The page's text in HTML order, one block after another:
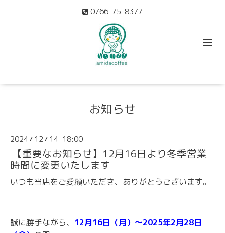
0766-75-8377
お知らせ
2024/ 12 / 14 18:00
【重要なお知らせ】12月16日より冬季営業
時間に変更いたします
いつも当店をご愛顧いただき、ありがとうございます。
誠に勝手ながら、 12月16日（月）〜2025年2月28日